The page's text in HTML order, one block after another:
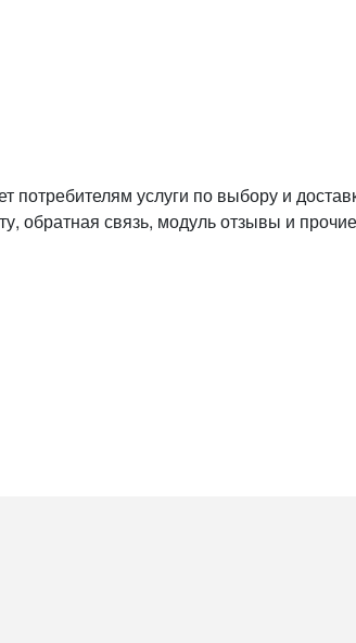
услуги по выбору и
обратная связь, модуль отзывы и